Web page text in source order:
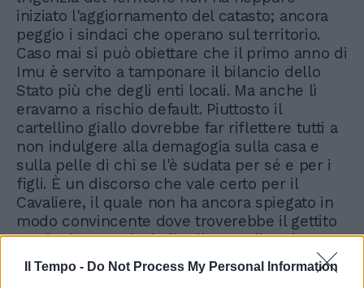
Il Tempo - Do Not Process My Personal Information
iniziato l'aggiornamento del catasto; ancora
peggio i sindaci che operano sul territorio.
Caso mai si può obiettare che il primo anno di
Imu è servito a tamponare il bilancio dello
Stato più che degli enti locali. Ma anche lì
eravamo a rischio default. Piuttosto il
cartellino giallo dovrebbe far riflettere tutti a
non indulgere alla demagogia sulla casa e
sulla pelle di chi se l'è sudata per sé e per i
figli. È un discorso che vale certo per il
Cavaliere, il quale non ha ancora spiegato in
modo convincente dove troverebbe il gettito
sostitutivo per ri-abolire l'Imu sulla prima
casa. Ma vale ancora di più per Bersani e le
sue smanie di patrimoniale. Che per il